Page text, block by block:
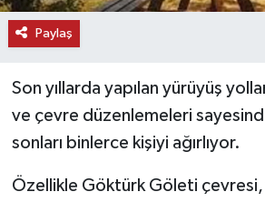
Paylaş
Son yıllarda yapılan yürüyüş
ve çevre düzenlemeleri
sonları binlerce kişiyi ağırlıyor.
Özellikle Göktürk Göleti çevresi,
TEKNOLOJİ
YAŞAM